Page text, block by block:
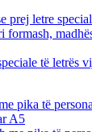
të letrës